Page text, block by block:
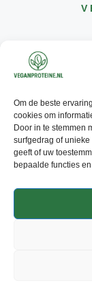
Om de beste
cookies om
Door in te stemmen
surfgedrag of
geeft of uw
bepaalde functies